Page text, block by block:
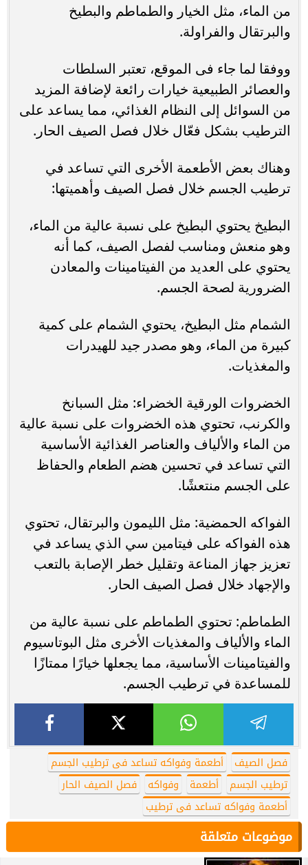
من الماء، مثل الخيار والطماطم والبطيخ
والبرتقال والفراولة.
ووفقا لما جاء فى الموقع، تعتبر السلطات
والعصائر الطبيعية خيارات رائعة لإضافة المزيد
من السوائل إلى النظام الغذائي، مما يساعد على
الترطيب بشكل فعّال خلال فصل الصيف الحار.
وهناك بعض الأطعمة الأخرى التي تساعد في
ترطيب الجسم خلال فصل الصيف وأهميتها:
البطيخ يحتوي البطيخ على نسبة عالية من الماء،
وهو منعش ومناسب لفصل الصيف، كما أنه
يحتوي على العديد من الفيتامينات والمعادن
الضرورية لصحة الجسم.
الشمام مثل البطيخ، يحتوي الشمام على كمية
كبيرة من الماء، وهو مصدر جيد للهيدرات
والمغذيات.
الخضروات الورقية الخضراء: مثل السبانخ
والكرنب، تحتوي هذه الخضروات على نسبة عالية
من الماء والألياف والعناصر الغذائية الأساسية
التي تساعد في تحسين هضم الطعام والحفاظ
على الجسم منتعشًا.
الفواكه الحمضية: مثل الليمون والبرتقال، تحتوي
هذه الفواكه على فيتامين سي الذي يساعد في
تعزيز جهاز المناعة وتقليل خطر الإصابة بالتعب
والإجهاد خلال فصل الصيف الحار.
الطماطم: تحتوي الطماطم على نسبة عالية من
الماء والألياف والمغذيات الأخرى مثل البوتاسيوم
والفيتامينات الأساسية، مما يجعلها خيارًا ممتازًا
للمساعدة في ترطيب الجسم.
فصل الصيف
أطعمة وفواكه تساعد فى ترطيب الجسم
ترطيب الجسم
أطعمة وفواكه
فصل الصيف الحار
أطعمة وفواكه تساعد فى ترطيب
موضوعات متعلقة